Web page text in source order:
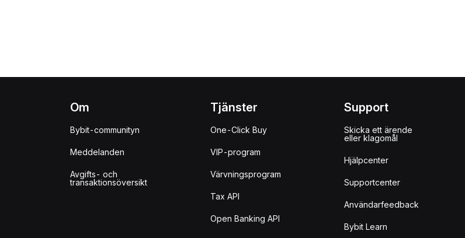
Om
Bybit-communityn
Meddelanden
Avgifts- och
transaktionsöversikt
Tjänster
One-Click Buy
VIP-program
Värvningsprogram
Tax API
Open Banking API
Support
Skicka ett ärende
eller klagomål
Hjälpcenter
Supportcenter
Användarfeedback
Bybit Learn